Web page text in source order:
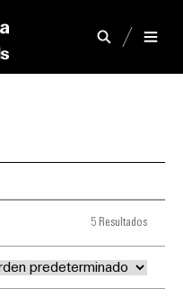
5 Resultados